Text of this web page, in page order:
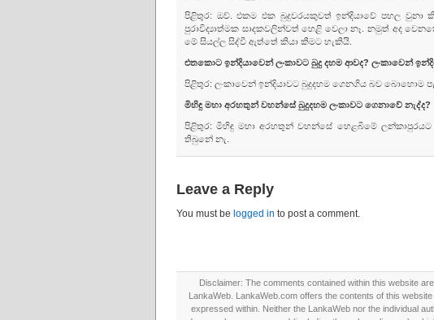
පිළිතුර: ඔව්. එකම එක බුදුවරයකුවත් ඉන්දියාවේ පහල
පුරාවිද්‍යාත්මක සාදකවලින්වත් හෙළි වෙලා නෑ. නමුත් අද
මේ සියල්ල සිද්වී ඇත්තේ කියා කීමට හැකියි.
එතකොට ඉන්දියාවෙන් ලංකාවට බුදු දහම ආවද? ලංකාවෙන්
පිළිතුර: ලංකාවෙන් ඉන්දියාවට බුදුදහම ගෙනගිය බව බොහොම
මිහිඳු මහා අරහතුන් වහන්සේ බුදුදහම ලංකාවට ගෙනාවේ නැද්ද?
පිළිතුර: මිහිඳු මහා අරහතුන් වහන්සේ හෙළබිමේ
තිබුනේ නැ.
Leave a Reply
You must be logged in to post a comment.
Disclaimer: The comments contained within this website
LankaWeb. LankaWeb.com offers the contents of this
expressed within. Neither the LankaWeb nor the individual